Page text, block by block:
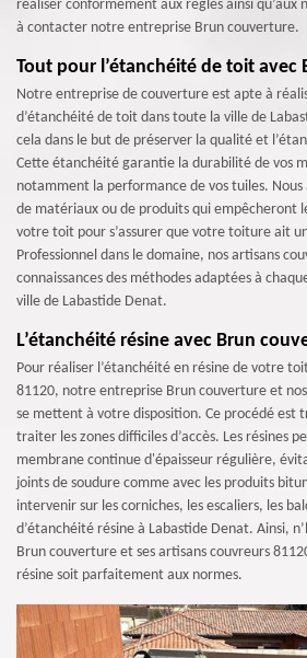
réaliser conformément aux règles ainsi qu’aux
à contacter notre entreprise Brun couverture.
Tout pour l’étanchéité de toit avec
Notre entreprise de couverture est apte à
d’étanchéité de toit dans toute la ville de
cela dans le but de préserver la qualité et
Cette étanchéité garantie la durabilité de vos
notamment la performance de vos tuiles. Nous
de matériaux ou de produits qui empêcheront
votre toit pour s’assurer que votre toiture ait
Professionnel dans le domaine, nos artisans
connaissances des méthodes adaptées à
ville de Labastide Denat.
L’étanchéité résine avec Brun
Pour réaliser l’étanchéité en résine de votre
81120, notre entreprise Brun couverture et
se mettent à votre disposition. Ce procédé est
traiter les zones difficiles d’accès. Les résines
membrane continue d'épaisseur régulière,
joints de soudure comme avec les produits
intervenir sur les corniches, les escaliers, les
d’étanchéité résine à Labastide Denat. Ainsi,
Brun couverture et ses artisans couvreurs
résine soit parfaitement aux normes.